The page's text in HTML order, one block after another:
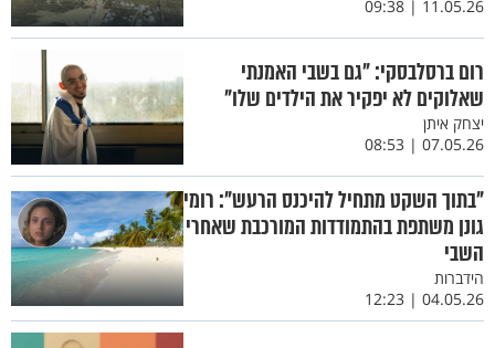
11.05.26 | 09:38
רום ברסלבסקי: "גם בשבי האמנתי
שאלוקים לא יפקיר את הילדים שלו"
יצחק איתן
07.05.26 | 08:53
"בתוך השקט מתחיל להיכנס הרעש": רומי
גונן משתפת בהתמודדות המורכבת שאחרי
השבי
הידברות
04.05.26 | 12:23